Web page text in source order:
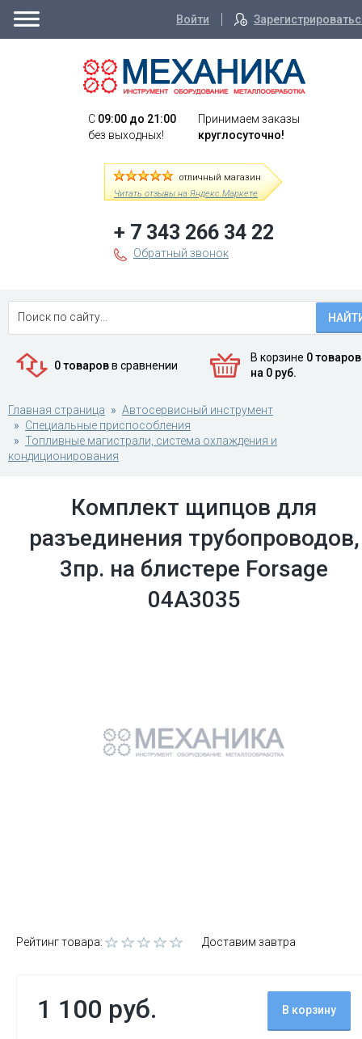
Войти
C 09:00 до 21:00
без выходных!
Принимаем заказы
круглосуточно!
отличный магазин
Читать отзывы на Яндекс.Маркете
+ 7 343 266 34 22
Обратный звонок
0 товаровв сравнении
В корзине 0 товаров
на 0 руб.
Главная страница
Автосервисный инструмент
Специальные приспособления
Топливные магистрали, система охлаждения и
кондиционирования
Комплект щипцов для
разъединения трубопроводов,
3пр. на блистере Forsage
04A3035
Рейтинг товара: Доставим завтра
1 100 руб. В корзину